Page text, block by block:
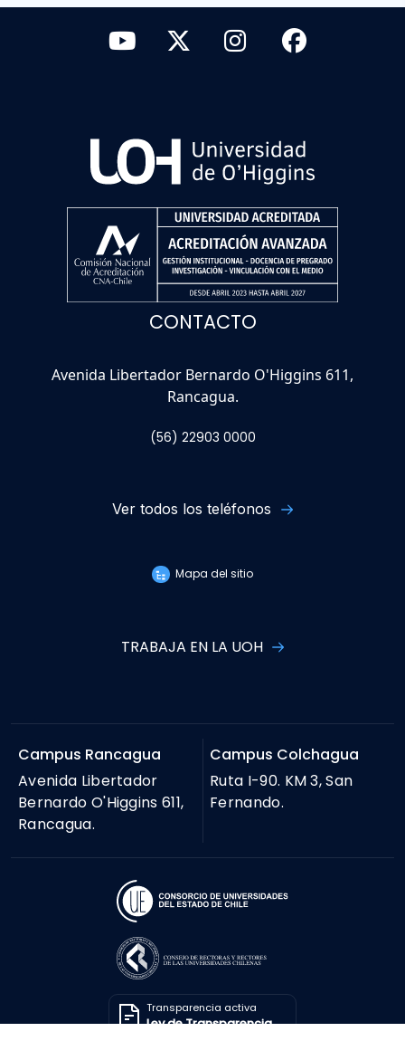
CONTACTO
Avenida Libertador Bernardo O'Higgins 611,
Rancagua.
(56) 22903 0000
Ver todos los teléfonos
Mapa del sitio
TRABAJA EN LA UOH
Campus Rancagua
Avenida Libertador
Bernardo O'Higgins 611,
Rancagua.
Campus Colchagua
Ruta I-90. KM 3, San
Fernando.
Transparencia activa
Ley de Transparencia